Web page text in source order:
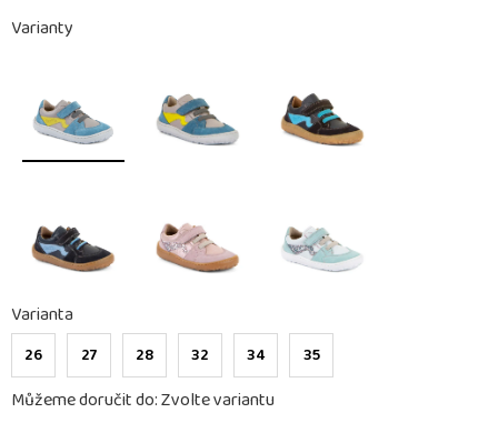
Varianty
Varianta
26 27 28 32 34 35
Můžeme doručit do:Zvolte variantu